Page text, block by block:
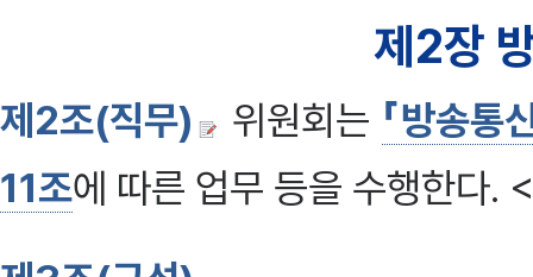
제2장
제2조(직무) 위원회는 「방송통
11조에 따른 업무 등을 수행한다